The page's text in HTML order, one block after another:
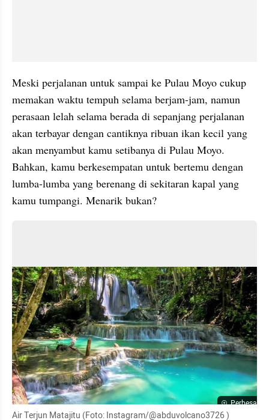
Meski perjalanan untuk sampai ke Pulau Moyo cukup
memakan waktu tempuh selama berjam-jam, namun
perasaan lelah selama berada di sepanjang perjalanan
akan terbayar dengan cantiknya ribuan ikan kecil yang
akan menyambut kamu setibanya di Pulau Moyo.
Bahkan, kamu berkesempatan untuk bertemu dengan
lumba-lumba yang berenang di sekitaran kapal yang
kamu tumpangi. Menarik bukan?
Perbesar
Air Terjun Matajitu (Foto: Instagram/@abduvolcano3726 )